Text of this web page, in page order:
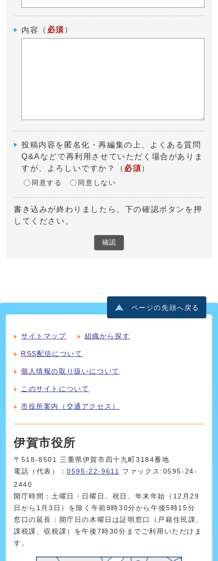
内容 （ 必須 ）
投稿内容を匿名化・再編集の上、よくある質問
Q&Aなどで再利用させていただく場合がありま
すが、よろしいですか？
（ 必須）
同意する 同意しない
書き込みが終わりましたら、下の確認ボタンを押
してください。
確認
ページの先頭へ戻る
サイトマップ 組織から探す
RSS配信について
個人情報の取り扱いについて
このサイトについて
市役所案内（交通アクセス）
伊賀市役所
〒518-8501 三重県伊賀市四十九町3184番地
電話（代表）：0595-22-9611 ファックス:0595-24-
2440
開庁時間：土曜日・日曜日、祝日、年末年始（12月29
日から1月3日）を除く午前8時30分から午後5時15分
窓口の延長：開庁日の木曜日は証明窓口（戸籍住民課、
課税課、収税課）を午後7時30分までご利用いただけま
す。